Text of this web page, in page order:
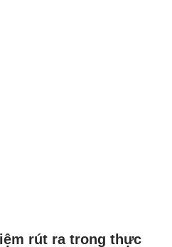
rút ra trong thực